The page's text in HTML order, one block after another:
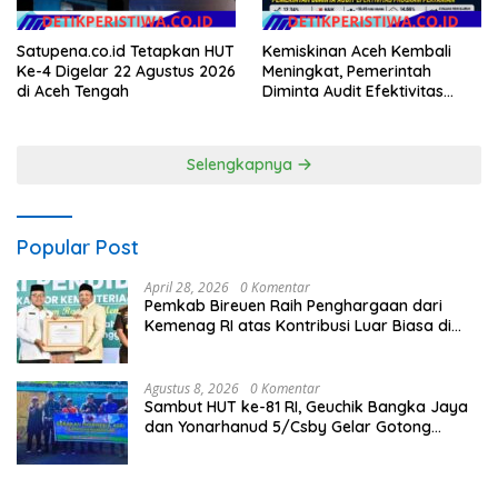
Satupena.co.id Tetapkan HUT
Ke-4 Digelar 22 Agustus 2026
di Aceh Tengah
Kemiskinan Aceh Kembali
Meningkat, Pemerintah
Diminta Audit Efektivitas
Selengkapnya
Popular Post
April 28, 2026 0 Komentar
Pemkab Bireuen Raih Penghargaan dari
Kemenag RI atas Kontribusi Luar Biasa di
Agustus 8, 2026 0 Komentar
Sambut HUT ke-81 RI, Geuchik Bangka Jaya
dan Yonarhanud 5/Csby Gelar Gotong